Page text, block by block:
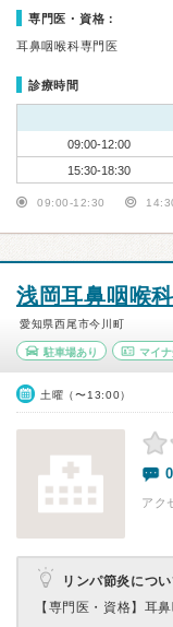
専門医・資格：
耳鼻咽喉科専門医
診療時間
09:00-12:00
15:30-18:30
09:00-12:30
浅岡耳鼻咽喉科
愛知県西尾市今川町
駐車場あり マイ
土曜（〜13:00）
アク
リンパ節炎につい
【専門医・資格】 耳